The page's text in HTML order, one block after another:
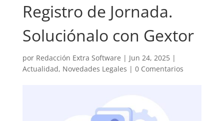
Registro de Jornada.
Soluciónalo con Gextor
por Redacción Extra Software | Jun 24, 2025|
Actualidad, Novedades Legales | 0 Comentarios